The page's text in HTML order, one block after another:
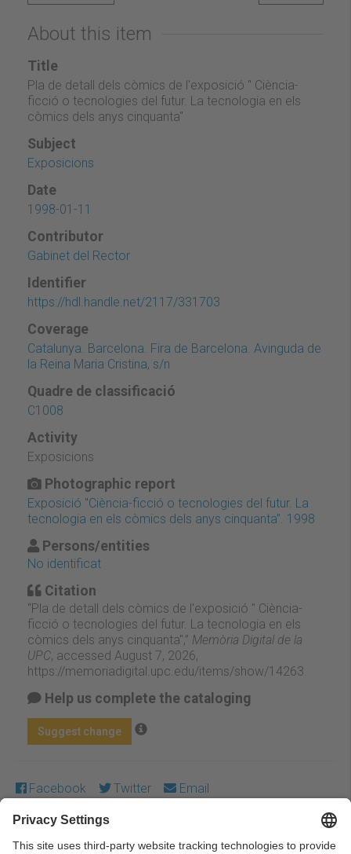
About this item
Title
Pla de detall dels còmics de l'exposició " Ciència-
ficció o tecnologies del futur. La tecnologia en els
còmics dels anys cinquanta"
Subject
Exposicions
Date
1998-01-11
Contributor
Gabinet del Rector
Identifier
https://hdl.handle.net/2117/331703
Coverage
Catalunya. Barcelona. Fira de Barcelona. Avinguda de
la Reina Maria Cristina, s/n
Quadre de classificació
C1008
Activity
Exposicions
Photographic report
Exposició "Ciència-ficció o tecnologies del futur. La
tecnologia en els còmics dels anys cinquanta". 1998
Persons/entities
No identificat
Citation
“Pla de detall dels còmics de l'exposició " Ciència-
ficció o tecnologies del futur. La tecnologia en els
còmics dels anys cinquanta",” Memòria Digital de la
UPC, accessed August 7, 2026,
https://memoriadigital.upc.edu/items/show/14263
Help us complete the cataloging
Suggest change
Facebook Twitter Email